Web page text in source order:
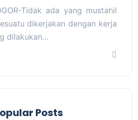
Tidak ada yang mustahil
dikerjakan dengan kerja
dilakukan…
Posts